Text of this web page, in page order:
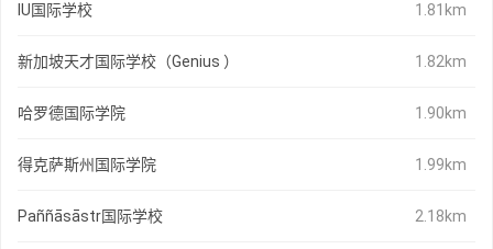
IU国际学校 1.81km
新加坡天才国际学校（Genius ） 1.82km
哈罗德国际学院 1.90km
得克萨斯州国际学院 1.99km
Paññāsāstr国际学校 2.18km